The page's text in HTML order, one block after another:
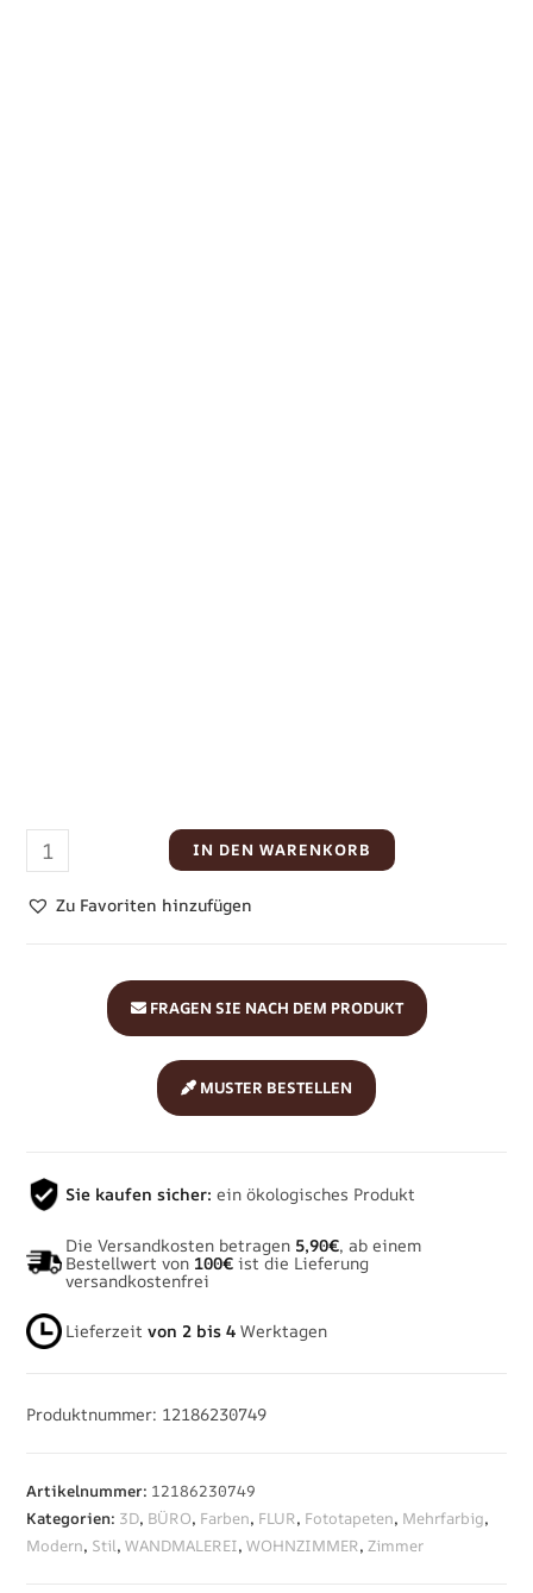
IN DEN WARENKORB
Zu Favoriten hinzufügen
MUSTER BESTELLEN
FRAGEN SIE NACH DEM PRODUKT
Sie kaufen sicher: ein ökologisches Produkt
Die Versandkosten betragen 5,90€, ab einem
Bestellwert von 100€ ist die Lieferung
versandkostenfrei
Lieferzeitvon 2 bis 4 Werktagen
Produktnummer: 12186230749
Artikelnummer: 12186230749
Kategorien: 3D, BÜRO, Farben, FLUR, Fototapeten, Mehrfarbig,
Modern, Stil,WANDMALEREI,WOHNZIMMER,Zimmer